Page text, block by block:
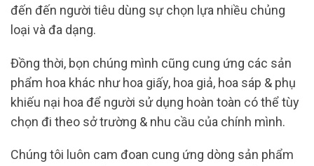
đến đến người tiêu dùng sự chọn lựa nhiều chủng
loại và đa dạng.
Đồng thời, bọn chúng mình cũng cung ứng các sản
phẩm hoa khác như hoa giấy, hoa giả, hoa sáp & phụ
khiếu nại hoa để người sử dụng hoàn toàn có thể tùy
chọn đi theo sở trường & nhu cầu của chính mình.
Chúng tôi luôn cam đoan cung ứng dòng sản phẩm